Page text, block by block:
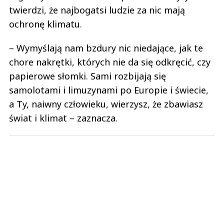
ochronę klimatu.
– Wymyślają nam bzdury nic niedające, jak te
chore nakrętki, których nie da się odkręcić, czy
papierowe słomki. Sami rozbijają się
samolotami i limuzynami po Europie i świecie,
a Ty, naiwny człowieku, wierzysz, że zbawiasz
świat i klimat – zaznacza.